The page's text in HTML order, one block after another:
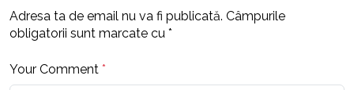
Adresa ta de email nu va fi publicată. Câmpurile
obligatorii sunt marcate cu *
Your Comment *